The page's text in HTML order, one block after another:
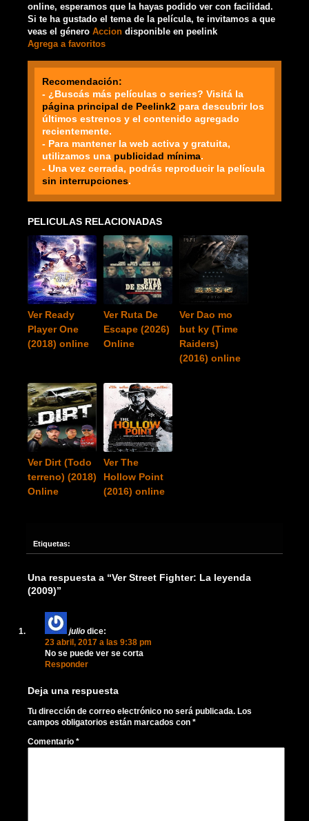
online, esperamos que la hayas podido ver con facilidad.
Si te ha gustado el tema de la película, te invitamos a que
veas el género Accion disponible en peelink
Agrega a favoritos
Recomendación:
- ¿Buscás más películas o series? Visitá la
página principal de Peelink2 para descubrir los
últimos estrenos y el contenido agregado
recientemente.
- Para mantener la web activa y gratuita,
utilizamos una publicidad mínima.
- Una vez cerrada, podrás reproducir la película
sin interrupciones.
PELICULAS RELACIONADAS
Ver Ready
Player One
(2018) online
Ver Ruta De
Escape (2026)
Online
Ver Dao mo
but ky (Time
Raiders)
(2016) online
Ver Dirt (Todo
terreno) (2018)
Online
Ver The
Hollow Point
(2016) online
Etiquetas:
Una respuesta a “Ver Street Fighter: La leyenda
(2009)”
julio dice:
23 abril, 2017 a las 9:38 pm
No se puede ver se corta
Responder
Deja una respuesta
Tu dirección de correo electrónico no será publicada. Los
campos obligatorios están marcados con *
Comentario *